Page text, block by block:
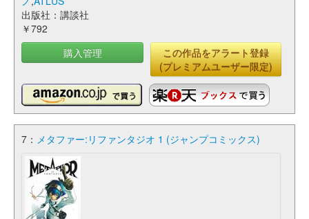
出版社：講談社
￥792
購入管理
この作品をアラート登録
(プレミアムユーザー限定)
7： メタファー:リファンタジオ 1 (ジャンプコミックス)